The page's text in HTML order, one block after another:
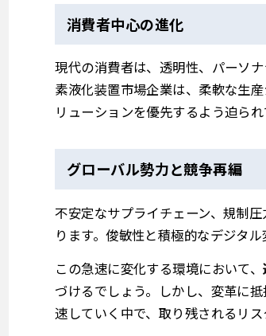
消費者中心の進化
現代の消費者は、透明性、パーソ
素液化装置市場企業は、柔軟な生
リューションを優先するよう迫られ
グローバル勢力と競争再編
不安定なサプライチェーン、規制
ります。俊敏性と積極的なデジタ
この急速に変化する環境において、
づけるでしょう。しかし、変革に
速していく中で、取り残されるリス